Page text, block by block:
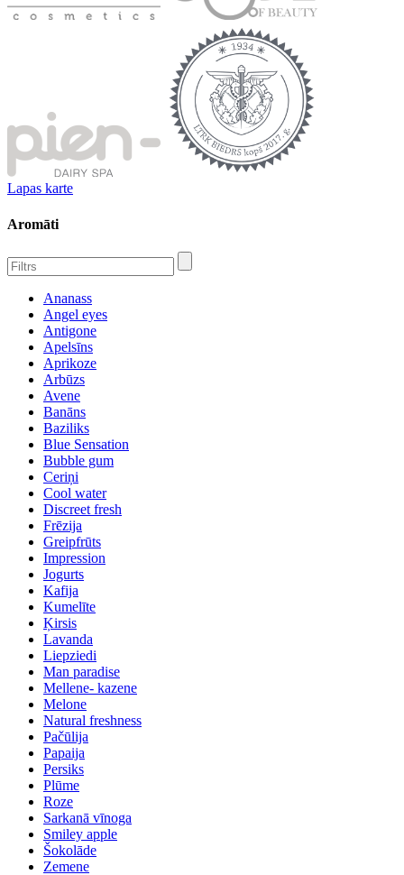
Lapas karte
Aromāti
Ananass
Angel eyes
Antigone
Apelsīns
Aprikoze
Arbūzs
Avene
Banāns
Baziliks
Blue Sensation
Bubble gum
Ceriņi
Cool water
Discreet fresh
Frēzija
Greipfrūts
Impression
Jogurts
Kafija
Kumelīte
Ķirsis
Lavanda
Liepziedi
Man paradise
Mellene- kazene
Melone
Natural freshness
Pačūlija
Papaija
Persiks
Plūme
Roze
Sarkanā vīnoga
Smiley apple
Šokolāde
Zemene